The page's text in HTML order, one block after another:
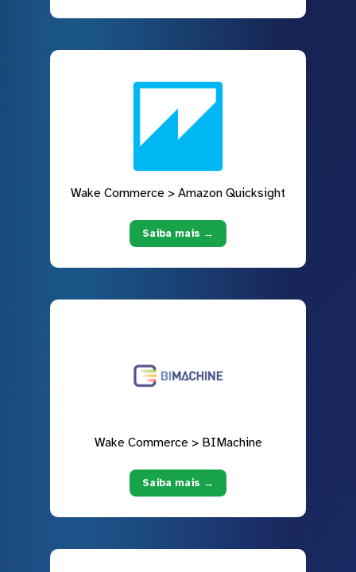
Wake Commerce > Amazon Quicksight
Saiba mais →
Wake Commerce > BIMachine
Saiba mais →